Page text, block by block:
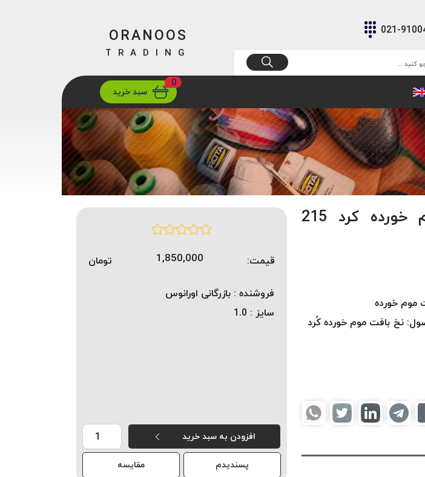
021-
ارسالتهران/ تهران
ORANOOS
TRADING
0
سبد خرید
نخ بافت موم خورده کرد 215
موم خورده
نخ بافت موم خورده کُرد
قیمت: 1,850,000
تومان
فروشنده : بازرگانی اورانوس
سایز : 1.0
افزودن به سبد خرید
پسندیدم
مقایسه